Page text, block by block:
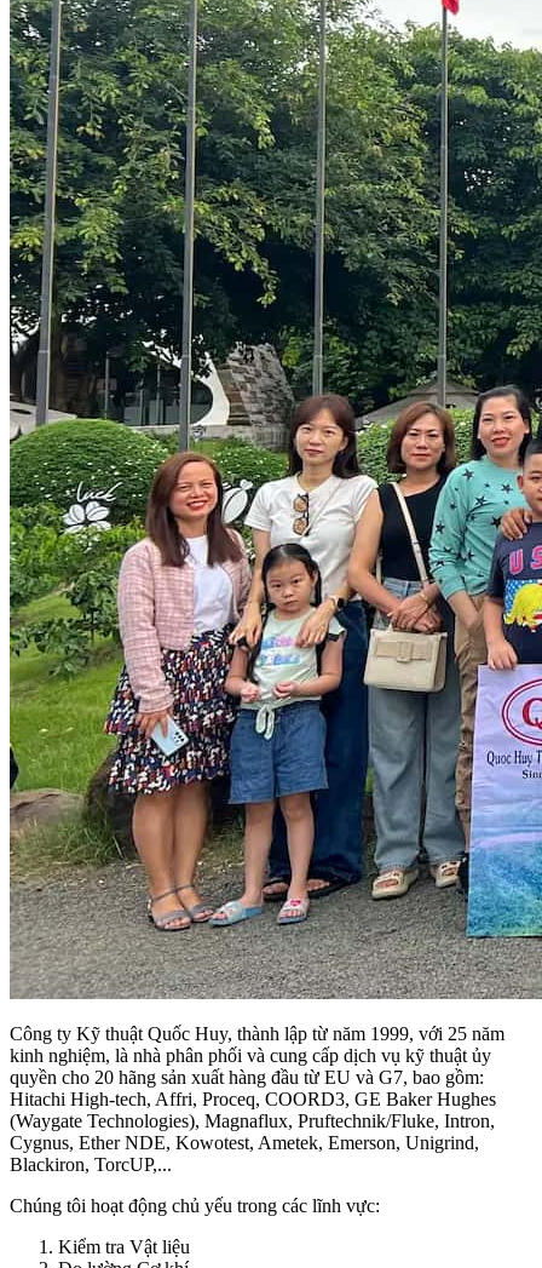
Công ty Kỹ thuật Quốc Huy, thành lập từ năm 1999, với 25 năm
kinh nghiệm, là nhà phân phối và cung cấp dịch vụ kỹ thuật ủy
quyền cho 20 hãng sản xuất hàng đầu từ EU và G7, bao gồm:
Hitachi High-tech, Affri, Proceq, COORD3, GE Baker Hughes
(Waygate Technologies), Magnaflux, Pruftechnik/Fluke, Intron,
Cygnus, Ether NDE, Kowotest, Ametek, Emerson, Unigrind,
Blackiron, TorcUP,...
Chúng tôi hoạt động chủ yếu trong các lĩnh vực:
Kiểm tra Vật liệu